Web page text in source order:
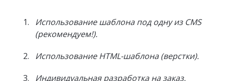
Использование шаблона под одну из CMS
(рекомендуем!).
Использование HTML-шаблона (верстки).
Индивидуальная разработка на заказ.